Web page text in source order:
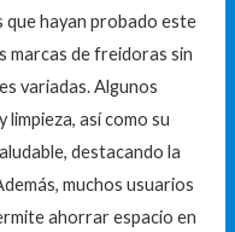
hayan probado este
marcas de freidoras sin
variadas. Algunos
limpieza, así como su
destacando la
muchos usuarios
ahorrar espacio en